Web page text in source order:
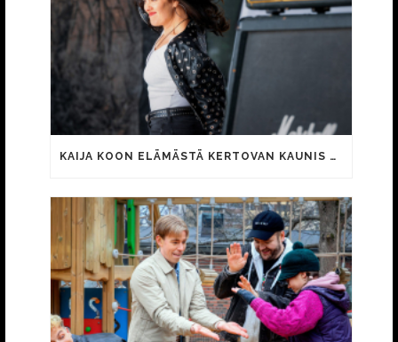
KAIJA KOON ELÄMÄSTÄ KERTOVAN KAUNIS RIETAS ONNELLINEN -ELOKUVAN TRAILER JULKI